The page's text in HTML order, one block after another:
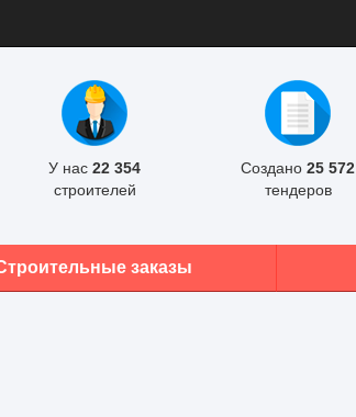
У нас 22 354
строителей
Создано 25 572
тендеров
заказы